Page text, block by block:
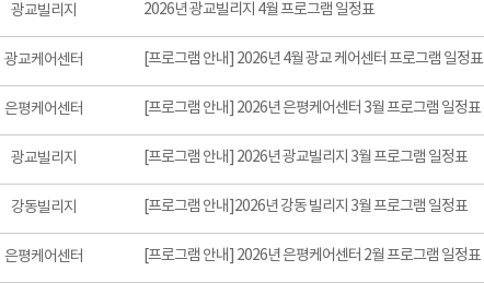
광교빌리지 2026년 광교빌리지 4월 프로그램 일정표
광교케어센터 [프로그램 안내] 2026년 4월 광교 케어센터 프로그램 일정표
은평케어센터 [프로그램 안내] 2026년 은평케어센터 3월 프로그램 일정표
광교빌리지 [프로그램 안내] 2026년 광교빌리지 3월 프로그램 일정표
강동빌리지 [프로그램 안내]2026년 강동 빌리지 3월 프로그램 일정표
은평케어센터 [프로그램 안내] 2026년 은평케어센터 2월 프로그램 일정표